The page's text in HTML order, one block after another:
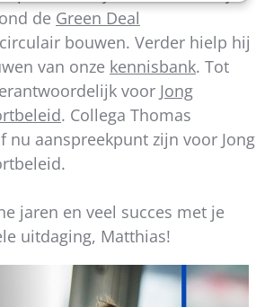
de Green Deal
bouwen. Verder hielp hij
van onze kennisbank. Tot
voor Jong
. Collega Thomas
nu aanspreekpunt zijn voor Jong
jaren en veel succes met je
uitdaging, Matthias!